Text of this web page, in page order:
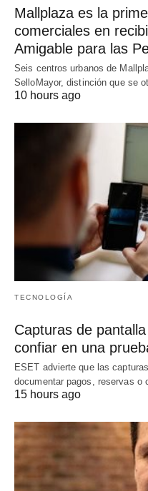
Mallplaza es la
comerciales en
Amigable para las
Seis centros urbanos de
SelloMayor, distinción que se
10 hours ago
TECNOLOGÍA
Capturas de
confiar en una
ESET advierte que las
documentar pagos, reservas o
15 hours ago